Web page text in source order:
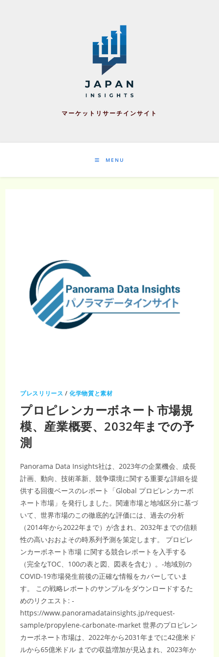
マーケットリサーチインサイト
MENU
プレスリリース /化学物質と素材
プロピレンカーボネート市場規
模、産業概要、2032年までの予
測
Panorama Data Insights社は、2023年の企業機会、成長
計画、動向、技術革新、競争環境に関する重要な詳細を提
供する回復ベースのレポート「Global プロピレンカーボ
ネート市場」を発行しました。関連市場と地域区分に基づ
いて、世界市場のこの徹底的な評価には、過去の分析
（2014年から2022年まで）が含まれ、2032年までの信頼
性の高いおおよその時系列予測を策定します。 プロピレ
ンカーボネート市場 に関する競合レポートを入手する
（完全なTOC、100の表と図、図表を含む）。-地域別の
COVID-19市場発生前後の正確な情報をカバーしていま
す。 この戦略レポートのサンプルをダウンロードするた
めのリクエスト: -
https://www.panoramadatainsights.jp/request-
sample/propylene-carbonate-market 世界のプロピレン
カーボネート市場は、2022年から2031年までに42億米ド
ルから65億米ドル までの収益増加が見込まれ、2023年か